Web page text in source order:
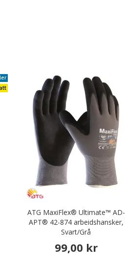
ATG MaxiFlex® Ultimate™ AD-
APT® 42-874 arbeidshansker,
Svart/Grå
99,00 kr